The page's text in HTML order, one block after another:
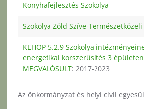
Konyhafejlesztés Szokolya
Szokolya Zöld Szíve-
KEHOP-5.2.9 Szokolya
energetikai korszerűsítés 3
MEGVALÓSULT: 2017-2023
Az önkormányzat és helyi civil